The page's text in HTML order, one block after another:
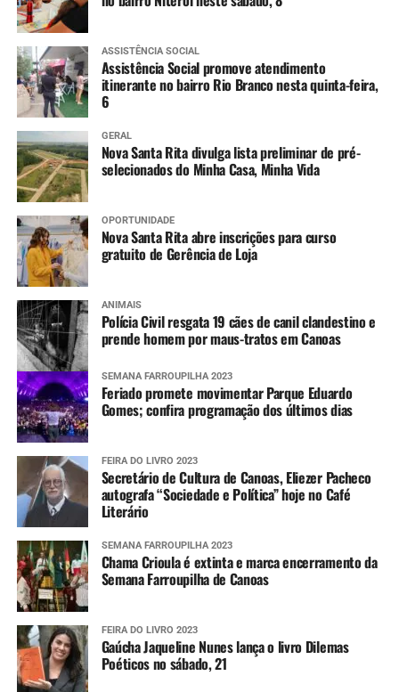
ASSISTÊNCIA SOCIAL
Assistência Social promove atendimento
itinerante no bairro Rio Branco nesta quinta-feira,
6
GERAL
Nova Santa Rita divulga lista preliminar de pré-
selecionados do Minha Casa, Minha Vida
OPORTUNIDADE
Nova Santa Rita abre inscrições para curso
gratuito de Gerência de Loja
ANIMAIS
Polícia Civil resgata 19 cães de canil clandestino e
prende homem por maus-tratos em Canoas
SEMANA FARROUPILHA 2023
Feriado promete movimentar Parque Eduardo
Gomes; confira programação dos últimos dias
FEIRA DO LIVRO 2023
Secretário de Cultura de Canoas, Eliezer Pacheco
autografa “Sociedade e Política” hoje no Café
Literário
SEMANA FARROUPILHA 2023
Chama Crioula é extinta e marca encerramento da
Semana Farroupilha de Canoas
FEIRA DO LIVRO 2023
Gaúcha Jaqueline Nunes lança o livro Dilemas
Poéticos no sábado, 21